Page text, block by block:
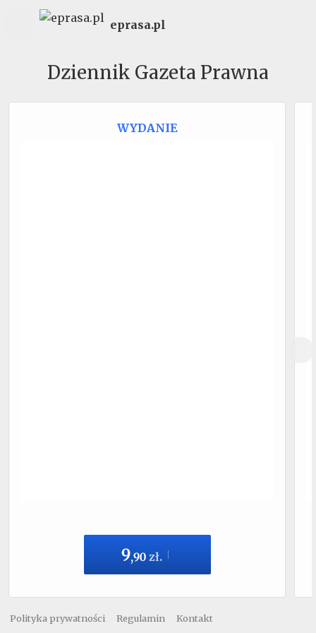
eprasa.pl
Dziennik Gazeta Prawna
WYDANIE
9,90 zł.
Polityka prywatności Regulamin Kontakt